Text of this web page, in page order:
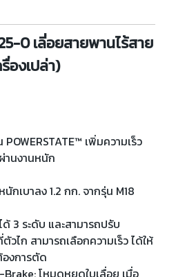
0 เลี่อยสายพานไร้สาย
องเปล่า)
เพิ่มความเร็ว
านงานหนัก
กเบาลง 1.2 กก. จากรุ่น M18
3 ระดับ และสามารถปรับ
วไก สามารถเลือกความเร็ว ได้ให้
งการตัด
โหมดหยุดใบเลื่อย เมื่อ